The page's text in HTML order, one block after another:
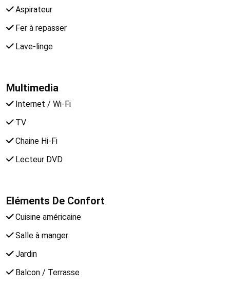
Aspirateur
Fer à repasser
Lave-linge
Multimedia
Internet / Wi-Fi
TV
Chaine Hi-Fi
Lecteur DVD
Eléments De Confort
Cuisine américaine
Salle à manger
Jardin
Balcon / Terrasse